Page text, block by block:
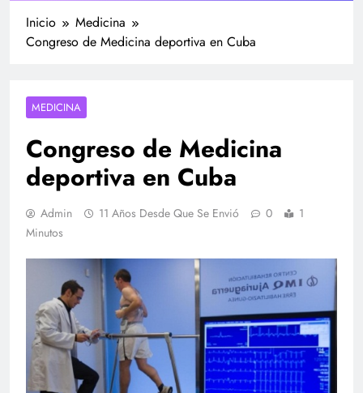
investigación…
Inicio
Medicina
Congreso de Medicina deportiva en Cuba
MEDICINA
Congreso de Medicina
deportiva en Cuba
Admin 11 Años Desde Que Se Envió 0
1
Minutos